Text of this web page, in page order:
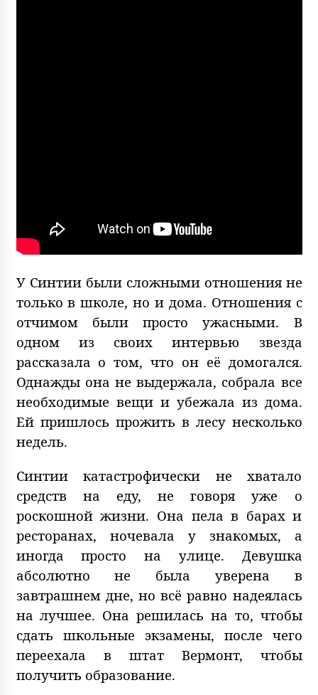
У Синтии были сложными отношения не
только в школе, но и дома. Отношения с
отчимом были просто ужасными. В
одном из своих интервью звезда
рассказала о том, что он её домогался.
Однажды она не выдержала, собрала все
необходимые вещи и убежала из дома.
Ей пришлось прожить в лесу несколько
недель.
Синтии катастрофически не хватало
средств на еду, не говоря уже о
роскошной жизни. Она пела в барах и
ресторанах, ночевала у знакомых, а
иногда просто на улице. Девушка
абсолютно не была уверена в
завтрашнем дне, но всё равно надеялась
на лучшее. Она решилась на то, чтобы
сдать школьные экзамены, после чего
переехала в штат Вермонт, чтобы
получить образование.